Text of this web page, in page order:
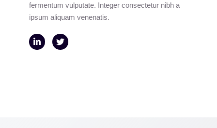
fermentum vulputate. Integer consectetur nibh a
ipsum aliquam venenatis.